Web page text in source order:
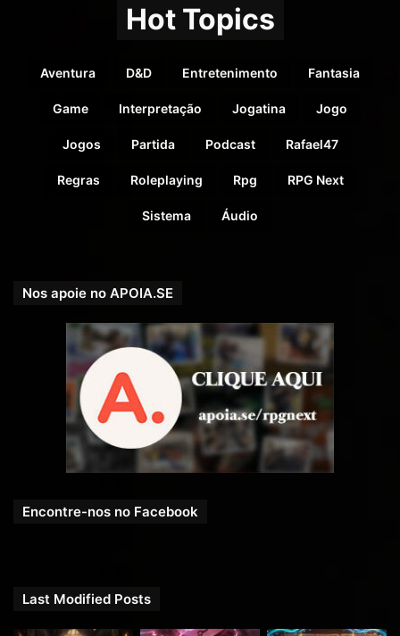
Hot Topics
Aventura D&D Entretenimento Fantasia
Game Interpretação Jogatina Jogo
Jogos Partida Podcast Rafael47
Regras Roleplaying Rpg RPG Next
Sistema Áudio
Nos apoie no APOIA.SE
Encontre-nos no Facebook
Last Modified Posts